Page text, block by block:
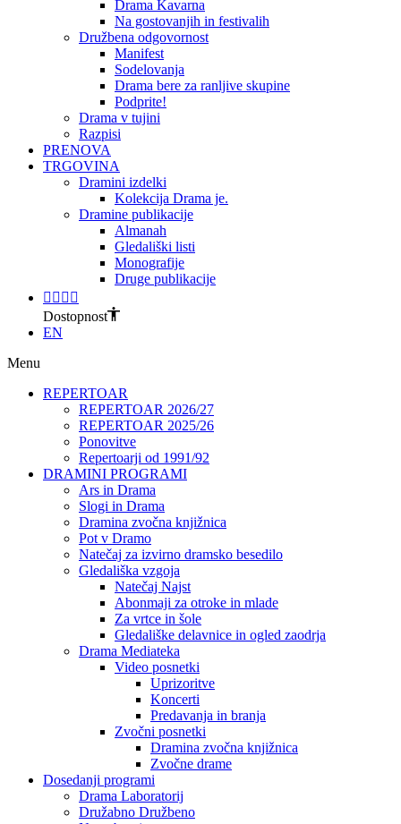
Drama Kavarna
Na gostovanjih in festivalih
Družbena odgovornost
Manifest
Sodelovanja
Drama bere za ranljive skupine
Podprite!
Drama v tujini
Razpisi
PRENOVA
TRGOVINA
Dramini izdelki
Kolekcija Drama je.
Dramine publikacije
Almanah
Gledališki listi
Monografije
Druge publikacije
Dostopnost
EN
Menu
REPERTOAR
REPERTOAR 2026/27
REPERTOAR 2025/26
Ponovitve
Repertoarji od 1991/92
DRAMINI PROGRAMI
Ars in Drama
Slogi in Drama
Dramina zvočna knjižnica
Pot v Dramo
Natečaj za izvirno dramsko besedilo
Gledališka vzgoja
Natečaj Najst
Abonmaji za otroke in mlade
Za vrtce in šole
Gledališke delavnice in ogled zaodrja
Drama Mediateka
Video posnetki
Uprizoritve
Koncerti
Predavanja in branja
Zvočni posnetki
Dramina zvočna knjižnica
Zvočne drame
Dosedanji programi
Drama Laboratorij
Družabno Družbeno